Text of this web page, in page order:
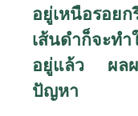
อยู่เหนือรอยก
เส้นดำก็จะท
อยู่แล้ว ผล
ปัญหา